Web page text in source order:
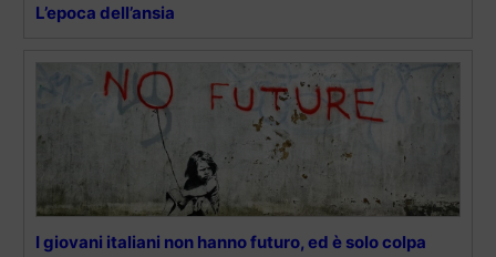
L’epoca dell’ansia
I giovani italiani non hanno futuro, ed è solo colpa